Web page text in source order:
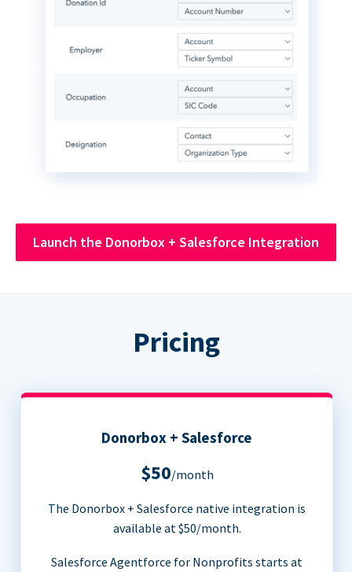
Launch the Donorbox + Salesforce Integration
Pricing
Donorbox + Salesforce
$50/month
The Donorbox + Salesforce native integration is
available at $50/month.
Salesforce Agentforce for Nonprofits starts at